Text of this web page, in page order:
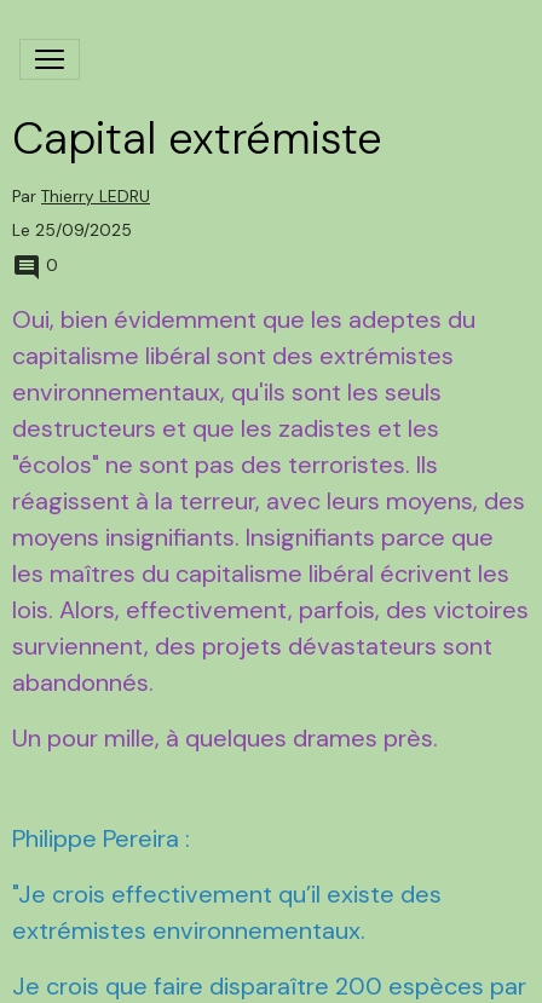
Capital extrémiste
Par Thierry LEDRU
Le 25/09/2025
0
Oui, bien évidemment que les adeptes du
capitalisme libéral sont des extrémistes
environnementaux, qu'ils sont les seuls
destructeurs et que les zadistes et les
"écolos" ne sont pas des terroristes. Ils
réagissent à la terreur, avec leurs moyens, des
moyens insignifiants. Insignifiants parce que
les maîtres du capitalisme libéral écrivent les
lois. Alors, effectivement, parfois, des victoires
surviennent, des projets dévastateurs sont
abandonnés.
Un pour mille, à quelques drames près.
Philippe Pereira :
"Je crois effectivement qu’il existe des
extrémistes environnementaux.
Je crois que faire disparaître 200 espèces par